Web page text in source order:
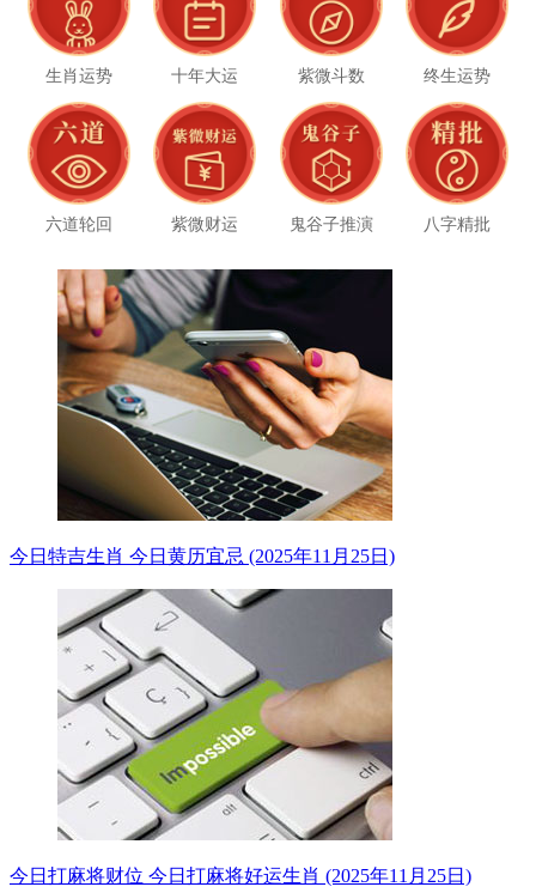
生肖运势 十年大运 紫微斗数 终生运势
六道轮回 紫微财运 鬼谷子推演 八字精批
今日特吉生肖 今日黄历宜忌 (2025年11月25日)
今日打麻将财位 今日打麻将好运生肖 (2025年11月25日)